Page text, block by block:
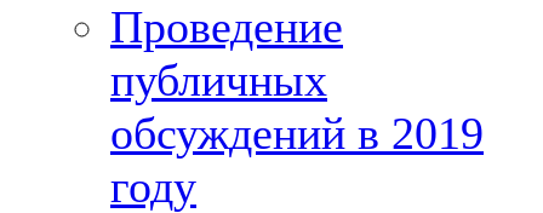
Проведение
публичных
обсуждений в 2019
году